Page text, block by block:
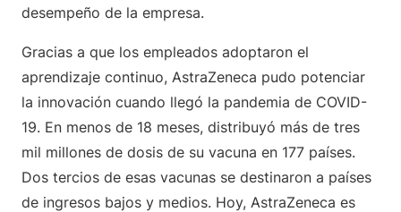
desempeño de la empresa.
Gracias a que los empleados adoptaron el
aprendizaje continuo, AstraZeneca pudo potenciar
la innovación cuando llegó la pandemia de COVID-
19. En menos de 18 meses, distribuyó más de tres
mil millones de dosis de su vacuna en 177 países.
Dos tercios de esas vacunas se destinaron a países
de ingresos bajos y medios. Hoy, AstraZeneca es